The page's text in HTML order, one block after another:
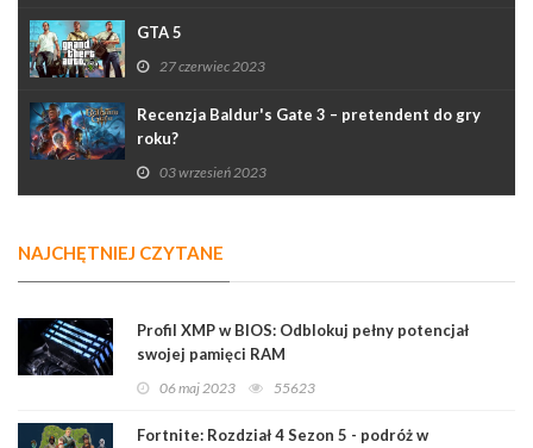
GTA 5
27 czerwiec 2023
Recenzja Baldur's Gate 3 – pretendent do gry
roku?
03 wrzesień 2023
NAJCHĘTNIEJ CZYTANE
Profil XMP w BIOS: Odblokuj pełny potencjał
swojej pamięci RAM
06 maj 2023 55623
Fortnite: Rozdział 4 Sezon 5 - podróż w